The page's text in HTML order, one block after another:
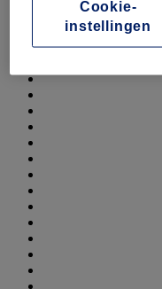
Cookie-
instellingen